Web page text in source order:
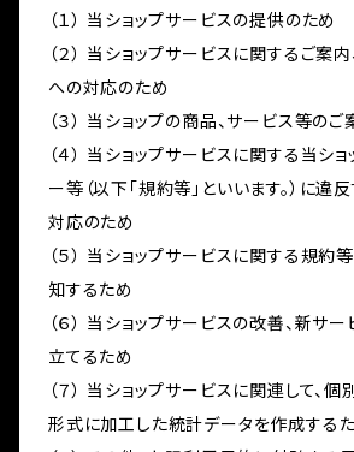
（１） 当ショップサービスの提供のため
（２） 当ショップサービスに関するご案
への対応のため
（３） 当ショップの商品、サービス等の
（４） 当ショップサービスに関する当シ
ー等（以下「規約等」といいます。）に違
対応のため
（５） 当ショップサービスに関する規約
知するため
（６） 当ショップサービスの改善、新サ
立てるため
（７） 当ショップサービスに関連して、
形式に加工した統計データを作成する